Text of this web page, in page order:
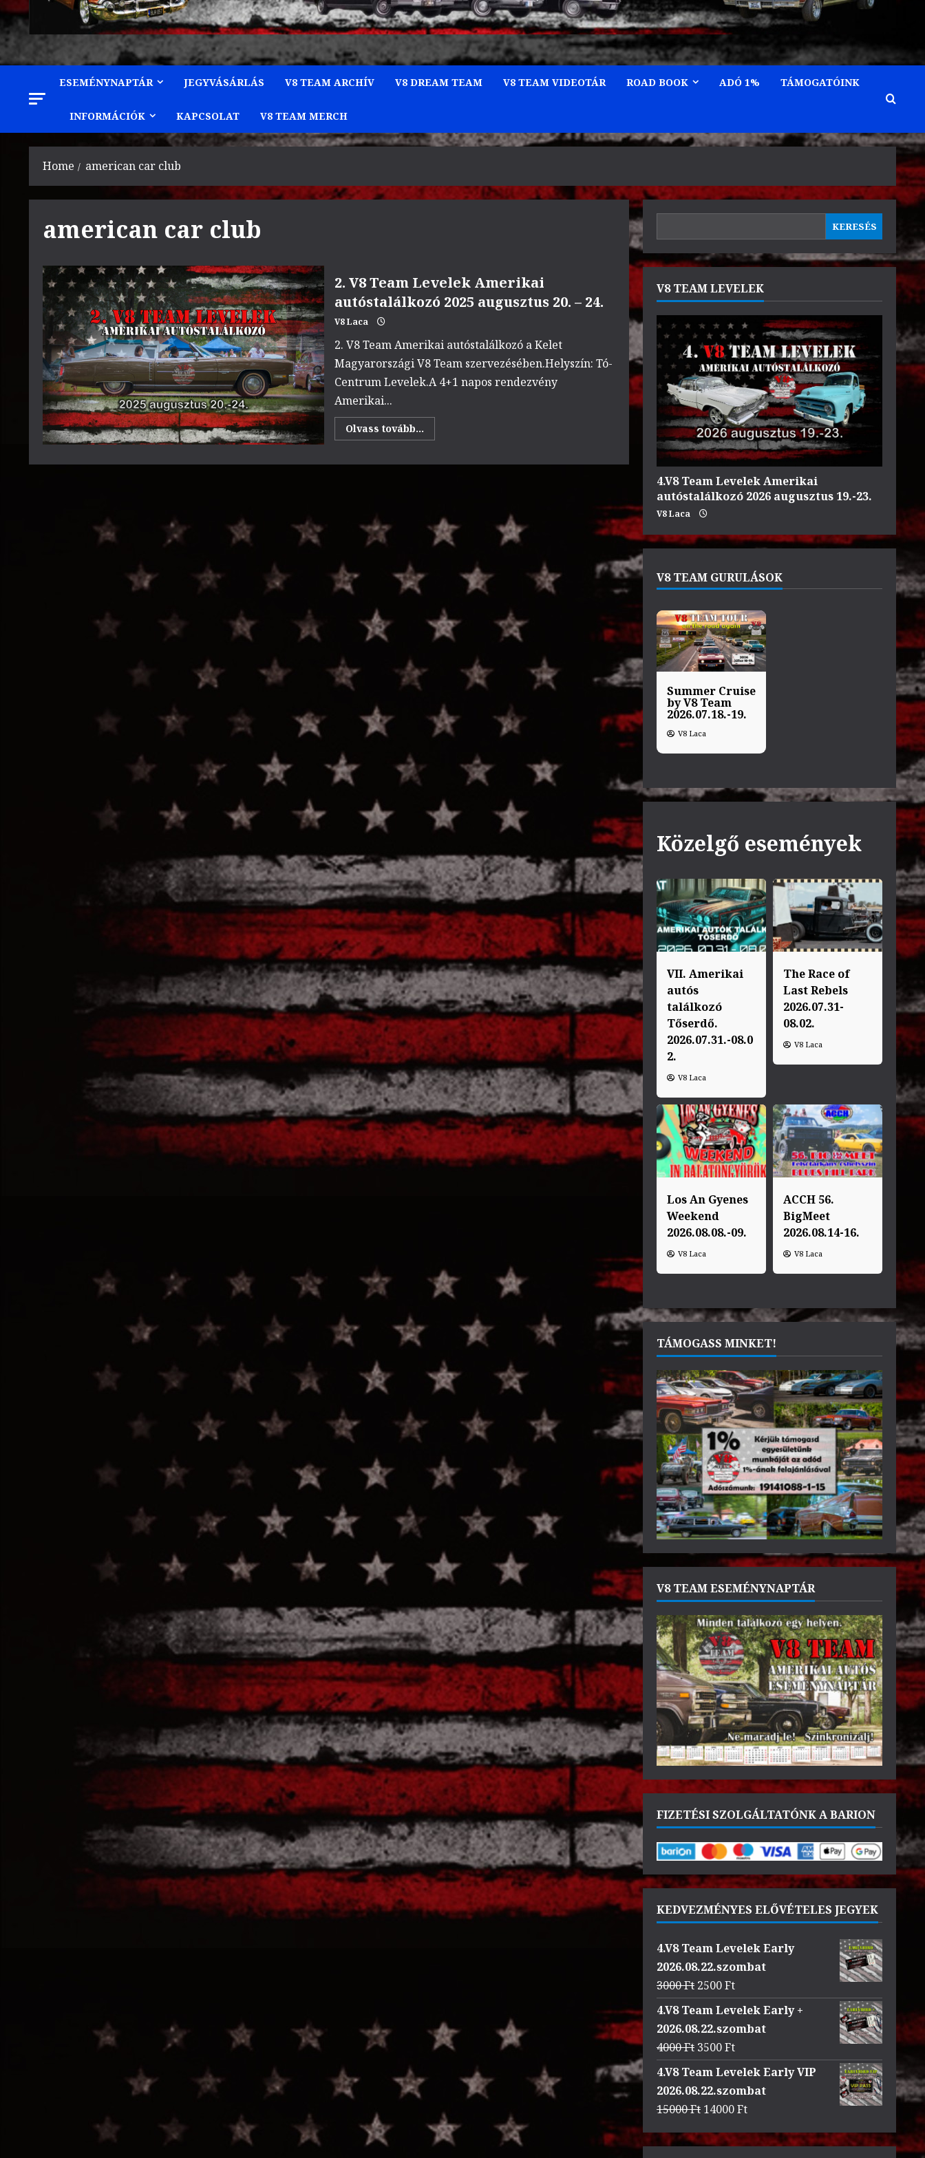
ESEMÉNYNAPTÁR JEGYVÁSÁRLÁS V8 TEAM ARCHÍV V8 DREAM TEAM V8 TEAM VIDEOTÁR ROAD BOOK ADÓ 1% TÁMOGATÓINK
INFORMÁCIÓK KAPCSOLAT V8 TEAM MERCH
Home american car club
american car club
2. V8 Team Levelek Amerikai
autóstalálkozó 2025 augusztus 20. – 24.
V8 Laca
2. V8 Team Amerikai autóstalálkozó a Kelet
Magyarországi V8 Team szervezésében.Helyszín: Tó-
Centrum Levelek.A 4+1 napos rendezvény
Amerikai...
Olvass tovább...Read
more
V8
2025
augusztus
20.
KERESÉS
V8 TEAM LEVELEK
4.V8 Team Levelek Amerikai
autóstalálkozó 2026 augusztus 19.-23.
V8 Laca
V8 TEAM GURULÁSOK
Summer Cruise
by V8 Team
2026.07.18.-19.
V8 Laca
Közelgő események
VII. Amerikai
autós
találkozó
Tőserdő.
2026.07.31.-08.0
2.
V8 Laca
The Race of
Last Rebels
2026.07.31-
08.02.
V8 Laca
Los An Gyenes
Weekend
2026.08.08.-09.
V8 Laca
ACCH 56.
BigMeet
2026.08.14-16.
V8 Laca
TÁMOGASS MINKET!
V8 TEAM ESEMÉNYNAPTÁR
FIZETÉSI SZOLGÁLTATÓNK A BARION
KEDVEZMÉNYES ELŐVÉTELES JEGYEK
4.V8 Team Levelek Early
2026.08.22.szombat
3000Ft Original
price
was:
3000 Ft.
2500FtCurrent
price
4.V8 Team Levelek Early +
2026.08.22.szombat
4000Ft Original
price
was:
4000 Ft.
3500FtCurrent
price
3500 Ft.
4.V8 Team Levelek Early VIP
2026.08.22.szombat
15000Ft Original
was:
14000FtCurrent
is: